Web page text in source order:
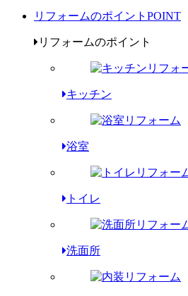
リフォームのポイント POINT
リフォームのポイント
キッチン
浴室
トイレ
洗面所